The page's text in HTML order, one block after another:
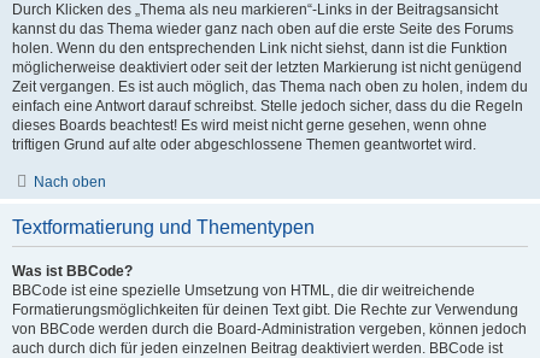
Durch Klicken des „Thema als neu markieren“-Links in der Beitragsansicht
kannst du das Thema wieder ganz nach oben auf die erste Seite des Forums
holen. Wenn du den entsprechenden Link nicht siehst, dann ist die Funktion
möglicherweise deaktiviert oder seit der letzten Markierung ist nicht genügend
Zeit vergangen. Es ist auch möglich, das Thema nach oben zu holen, indem du
einfach eine Antwort darauf schreibst. Stelle jedoch sicher, dass du die Regeln
dieses Boards beachtest! Es wird meist nicht gerne gesehen, wenn ohne
triftigen Grund auf alte oder abgeschlossene Themen geantwortet wird.
Nach oben
Textformatierung und Thementypen
Was ist BBCode?
BBCode ist eine spezielle Umsetzung von HTML, die dir weitreichende
Formatierungsmöglichkeiten für deinen Text gibt. Die Rechte zur Verwendung
von BBCode werden durch die Board-Administration vergeben, können jedoch
auch durch dich für jeden einzelnen Beitrag deaktiviert werden. BBCode ist